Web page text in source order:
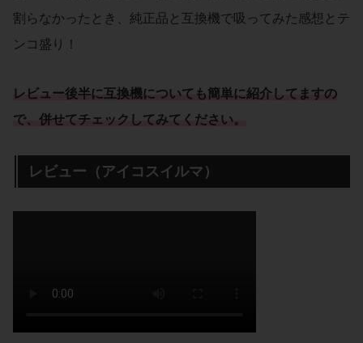
割らなかったとき、純正品と互換機で吸ってみた感想とテ
ンコ盛り！
レビュー後半に互換機についても簡単に紹介してますの
で、併せてチェックしてみてください。
レビュー（アイコスイルマ）